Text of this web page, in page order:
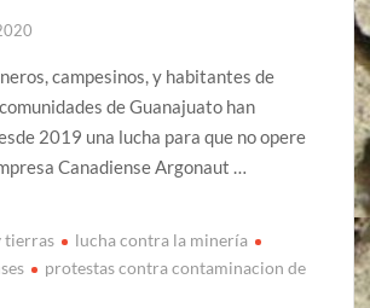
campesinos, y habitantes de
de Guanajuato han
2019 una lucha para que no opere
Canadiense Argonaut …
tierras
lucha contra la minería
protestas contra contaminacion de